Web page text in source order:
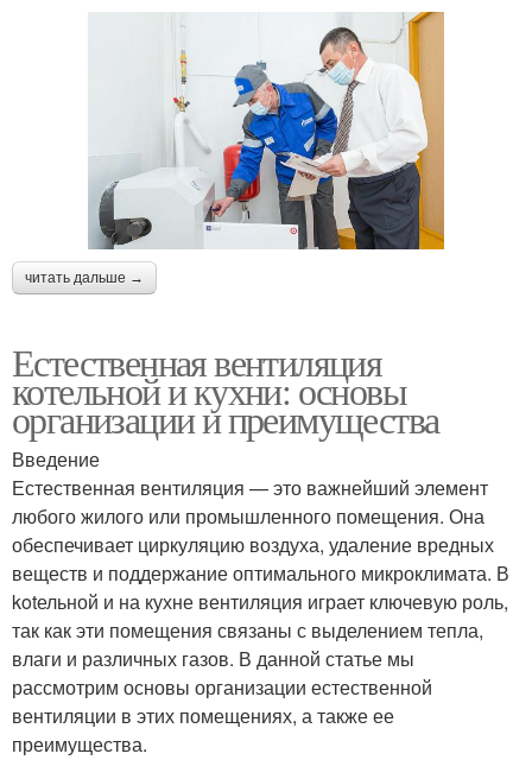
читать дальше →
Естественная вентиляция
котельной и кухни: основы
организации и преимущества
Введение
Естественная вентиляция — это важнейший элемент
любого жилого или промышленного помещения. Она
обеспечивает циркуляцию воздуха, удаление вредных
веществ и поддержание оптимального микроклимата. В
kotельной и на кухне вентиляция играет ключевую роль,
так как эти помещения связаны с выделением тепла,
влаги и различных газов. В данной статье мы
рассмотрим основы организации естественной
вентиляции в этих помещениях, а также ее
преимущества.